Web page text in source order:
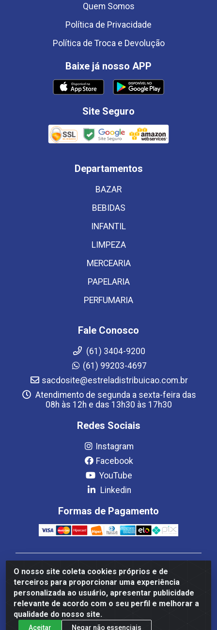
O nosso site coleta cookies próprios e de
terceiros para proporcionar uma experiência
personalizada ao usuário, apresentar publicidade
relevante de acordo com o seu perfil e melhorar a
qualidade do nosso site.
Aceitar Negar não essenciais
Quem Somos
Política de Privacidade
Política de Troca e Devolução
Baixe já nosso APP
Site Seguro
Departamentos
BAZAR
BEBIDAS
INFANTIL
LIMPEZA
MERCEARIA
PAPELARIA
PERFUMARIA
Fale Conosco
(61) 3404-9200
(61) 99203-4697
sacdosite@estreladistribuicao.com.br
Atendimento de segunda a sexta-feira das
08h às 12h e das 13h30 às 17h30
Redes Sociais
Instagram
Facebook
YouTube
Linkedin
Formas de Pagamento
Estrela Distribuição LTDA - CNPJ 08.691.096/0001-93 -
Setor Setor de Industria Qi 22 Lt 7, 9, 11, 13, 14 Ao 32,
S/NC - Setor Industrial Ceilândia, Brasília/DF - CEP
72265-220